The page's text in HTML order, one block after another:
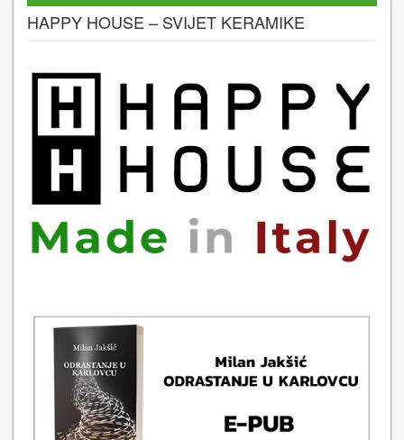
HAPPY HOUSE – SVIJET KERAMIKE